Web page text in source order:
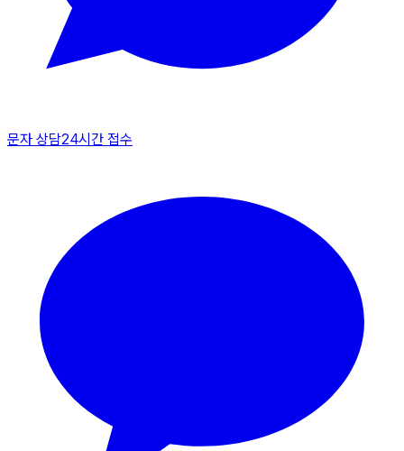
문자 상담24시간 접수